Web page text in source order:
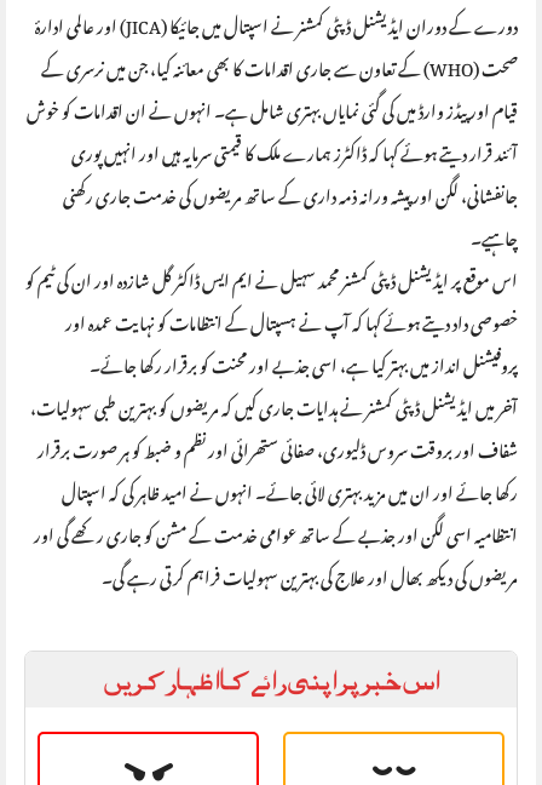
دورے کے دوران ایڈیشنل ڈپٹی کمشنر نے اسپتال میں جائیکا (JICA) اور عالمی ادارۂ
صحت (WHO) کے تعاون سے جاری اقدامات کا بھی معائنہ کیا، جن میں نرسری کے
قیام اور پیڈز وارڈ میں کی گئی نمایاں بہتری شامل ہے۔ انہوں نے ان اقدامات کو خوش
آئند قرار دیتے ہوئے کہا کہ ڈاکٹرز ہمارے ملک کا قیمتی سرمایہ ہیں اور انہیں پوری
جانفشانی، لگن اور پیشہ ورانہ ذمہ داری کے ساتھ مریضوں کی خدمت جاری رکھنی
چاہیے۔
اس موقع پر ایڈیشنل ڈپٹی کمشنر محمد سہیل نے ایم ایس ڈاکٹر گل شازدہ اور ان کی ٹیم کو
خصوصی داد دیتے ہوئے کہا کہ آپ نے ہسپتال کے انتظامات کو نہایت عمدہ اور
پروفیشنل انداز میں بہتر کیا ہے، اسی جذبے اور محنت کو برقرار رکھا جائے۔
آخر میں ایڈیشنل ڈپٹی کمشنر نے ہدایات جاری کیں کہ مریضوں کو بہترین طبی سہولیات،
شفاف اور بروقت سروس ڈلیوری، صفائی ستھرائی اور نظم و ضبط کو ہر صورت برقرار
رکھا جائے اور ان میں مزید بہتری لائی جائے۔ انہوں نے امید ظاہر کی کہ اسپتال
انتظامیہ اسی لگن اور جذبے کے ساتھ عوامی خدمت کے مشن کو جاری رکھے گی اور
مریضوں کی دیکھ بھال اور علاج کی بہترین سہولیات فراہم کرتی رہے گی۔
اس خبر پر اپنی رائے کا اظہار کریں